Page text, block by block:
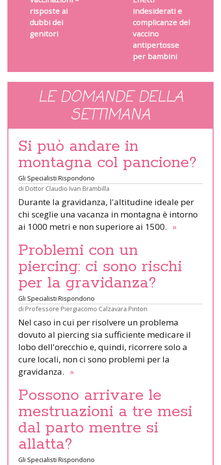
risposte ai
dubbi dei
genitori
indesiderati e
complicanze del
vaccino
antipertosse
per bambini
LE DOMANDE DELLA
SETTIMANA
Si può andare in
montagna col pancione?
Gli Specialisti Rispondono
di Dottor Claudio Ivan Brambilla
Durante la gravidanza, l'altitudine ideale per
chi sceglie una vacanza in montagna è intorno
ai 1000 metri e non superiore ai 1500. »
Problemi con un
piercing: ci sono rischi
per la gravidanza?
Gli Specialisti Rispondono
di Professore Piergiacomo Calzavara Pinton
Nel caso in cui per risolvere un problema
dovuto al piercing sia sufficiente medicare il
lobo dell'orecchio e, quindi, ricorrere solo a
cure locali, non ci sono problemi per la
gravidanza. »
Possono arrivare le
mestruazioni a tre mesi
dal parto mentre si
allatta?
Gli Specialisti Rispondono